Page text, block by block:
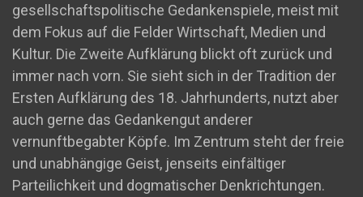
gesellschaftspolitische Gedankenspiele, meist mit
dem Fokus auf die Felder Wirtschaft, Medien und
Kultur. Die Zweite Aufklärung blickt oft zurück und
immer nach vorn. Sie sieht sich in der Tradition der
Ersten Aufklärung des 18. Jahrhunderts, nutzt aber
auch gerne das Gedankengut anderer
vernunftbegabter Köpfe. Im Zentrum steht der freie
und unabhängige Geist, jenseits einfältiger
Parteilichkeit und dogmatischer Denkrichtungen.